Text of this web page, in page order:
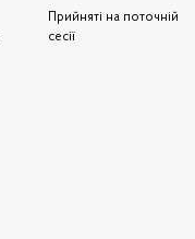
Прийняті на поточній
сесії